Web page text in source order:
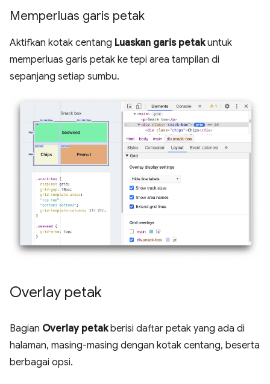
Memperluas garis petak
Aktifkan kotak centang Luaskan garis petakuntuk
memperluas garis petak ke tepi area tampilan di
sepanjang setiap sumbu.
Overlay petak
Bagian Overlay petakberisi daftar petak yang ada di
halaman, masing-masing dengan kotak centang, beserta
berbagai opsi.